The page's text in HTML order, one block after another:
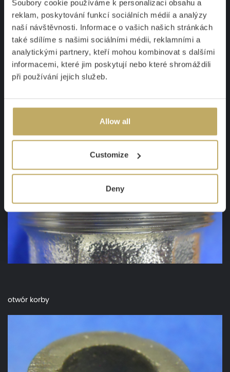
Soubory cookie používáme k personalizaci obsahu a
reklam, poskytování funkcí sociálních médií a analýzy
naší návštěvnosti. Informace o vašich našich stránkách
také sdílíme s našimi sociálními médii, reklamními a
analytickými partnery, kteří mohou kombinovat s dalšími
informacemi, které jim poskytují nebo které shromáždili
při používání jejich služeb.
Allow all
Customize
Deny
otwór korby